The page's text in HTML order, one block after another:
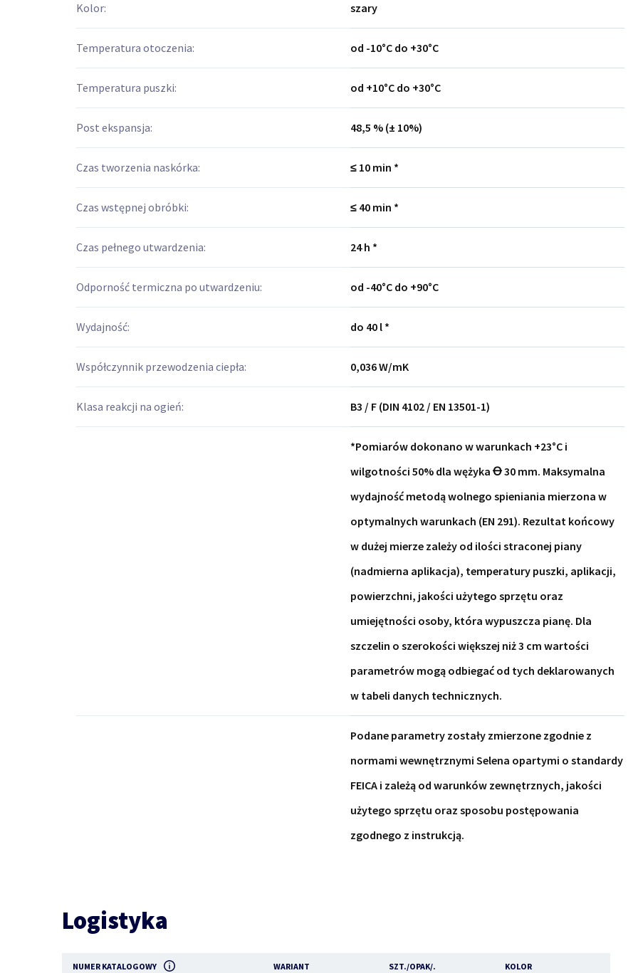
Kolor: szary
Temperatura otoczenia: od -10°C do +30°C
Temperatura puszki: od +10°C do +30°C
Post ekspansja: 48,5 % (± 10%)
Czas tworzenia naskórka: ≤ 10 min *
Czas wstępnej obróbki: ≤ 40 min *
Czas pełnego utwardzenia: 24 h *
Odporność termiczna po utwardzeniu: od -40°C do +90°C
Wydajność: do 40 l *
Współczynnik przewodzenia ciepła: 0,036 W/mK
Klasa reakcji na ogień: B3 / F (DIN 4102 / EN 13501-1)
*Pomiarów dokonano w warunkach +23°C i
wilgotności 50% dla wężyka Ꝋ 30 mm. Maksymalna
wydajność metodą wolnego spieniania mierzona w
optymalnych warunkach (EN 291). Rezultat końcowy
w dużej mierze zależy od ilości straconej piany
(nadmierna aplikacja), temperatury puszki, aplikacji,
powierzchni, jakości użytego sprzętu oraz
umiejętności osoby, która wypuszcza pianę. Dla
szczelin o szerokości większej niż 3 cm wartości
parametrów mogą odbiegać od tych deklarowanych
w tabeli danych technicznych.
Podane parametry zostały zmierzone zgodnie z
normami wewnętrznymi Selena opartymi o standardy
FEICA i zależą od warunków zewnętrznych, jakości
użytego sprzętu oraz sposobu postępowania
zgodnego z instrukcją.
Logistyka
NUMER KATALOGOWY WARIANT SZT./OPAK/. KOLOR